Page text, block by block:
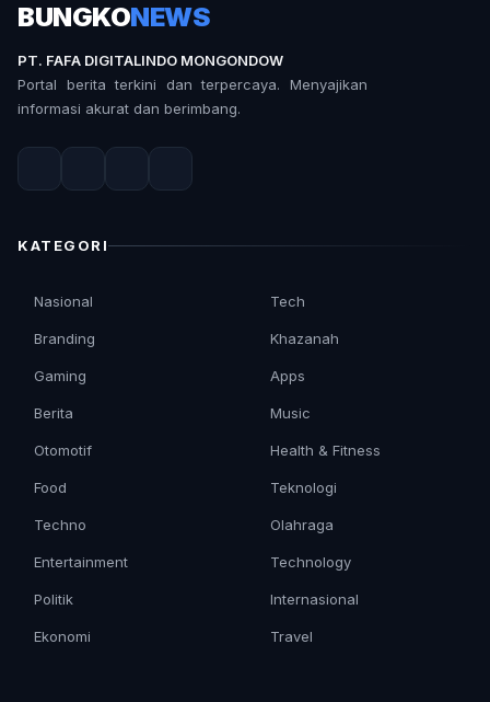
BUNGKONEWS
PT. FAFA DIGITALINDO MONGONDOW
Portal berita terkini dan terpercaya. Menyajikan
informasi akurat dan berimbang.
KATEGORI
Nasional
Branding
Gaming
Berita
Otomotif
Tech
Khazanah
Apps
Music
Health & Fitness
Food
Techno
Entertainment
Politik
Ekonomi
Teknologi
Olahraga
Technology
Internasional
Travel